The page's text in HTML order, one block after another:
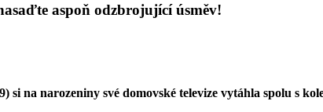
aspoň odzbrojující úsměv!
si na narozeniny své domovské televize vytáhla spolu s